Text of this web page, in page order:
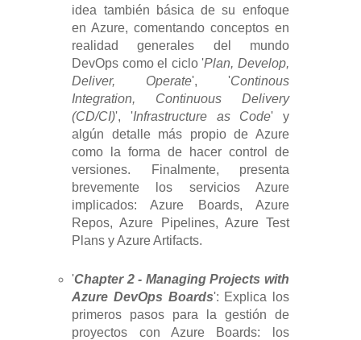
idea también básica de su enfoque
en Azure, comentando conceptos en
realidad generales del mundo
DevOps como el ciclo 'Plan, Develop,
Deliver, Operate', 'Continous
Integration, Continuous Delivery
(CD/CI)', 'Infrastructure as Code' y
algún detalle más propio de Azure
como la forma de hacer control de
versiones. Finalmente, presenta
brevemente los servicios Azure
implicados: Azure Boards, Azure
Repos, Azure Pipelines, Azure Test
Plans y Azure Artifacts.
'Chapter 2 - Managing Projects with
Azure DevOps Boards': Explica los
primeros pasos para la gestión de
proyectos con Azure Boards: los